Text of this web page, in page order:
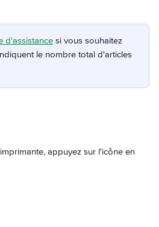
d'assistance si vous souhaitez
le nombre total d'articles
appuyez sur l'icône en